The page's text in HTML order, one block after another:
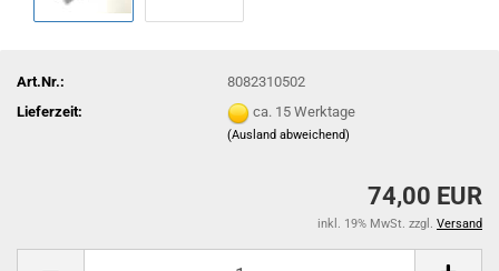
Art.Nr.:
8082310502
Lieferzeit:
ca. 15 Werktage
(Ausland abweichend)
74,00 EUR
inkl. 19% MwSt. zzgl. Versand